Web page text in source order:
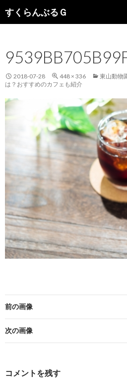
すくらんぶるＧ
索
コ
ン
ツ
へ
移
2018-07-28 448 × 336
東山動物
は？おすすめのカフェも紹介
前の画像
次の画像
コメントを残す